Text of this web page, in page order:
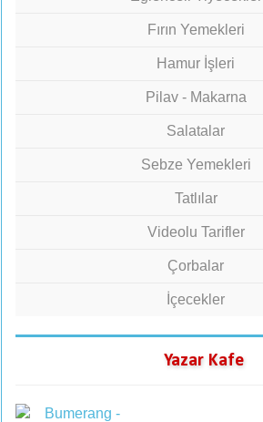
Fırın Yemekleri
Hamur İşleri
Pilav - Makarna
Salatalar
Sebze Yemekleri
Tatlılar
Videolu Tarifler
Çorbalar
İçecekler
Yazar Kafe